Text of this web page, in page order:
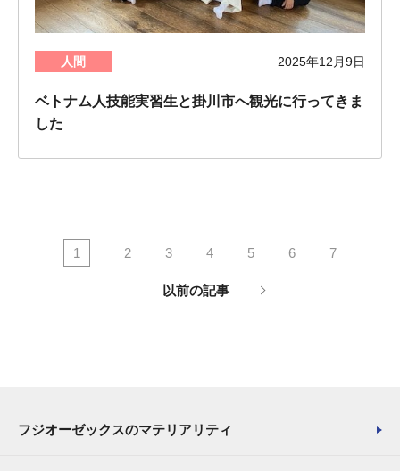
人間 2025年12月9日
ベトナム人技能実習生と掛川市へ観光に行ってきま
した
1 2 3 4 5 6 7
以前の記事
フジオーゼックスのマテリアリティ